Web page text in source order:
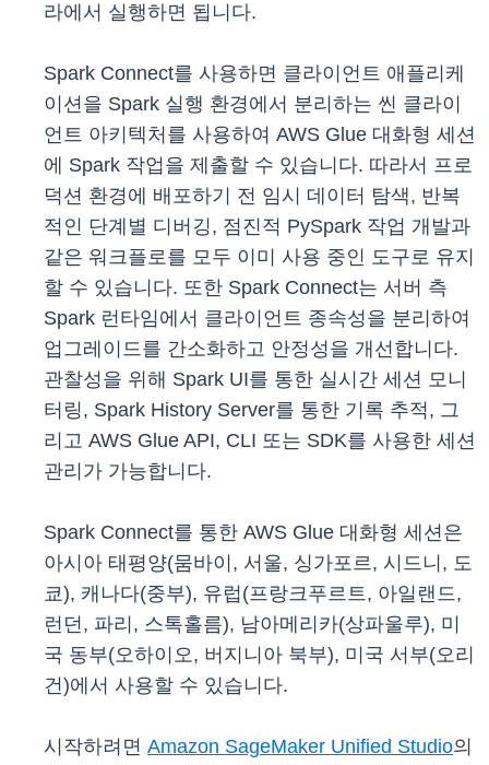
라에서 실행하면 됩니다.
Spark Connect를 사용하면 클라이언트 애플리케
이션을 Spark 실행 환경에서 분리하는 씬 클라이
언트 아키텍처를 사용하여 AWS Glue 대화형 세션
에 Spark 작업을 제출할 수 있습니다. 따라서 프로
덕션 환경에 배포하기 전 임시 데이터 탐색, 반복
적인 단계별 디버깅, 점진적 PySpark 작업 개발과
같은 워크플로를 모두 이미 사용 중인 도구로 유지
할 수 있습니다. 또한 Spark Connect는 서버 측
Spark 런타임에서 클라이언트 종속성을 분리하여
업그레이드를 간소화하고 안정성을 개선합니다.
관찰성을 위해 Spark UI를 통한 실시간 세션 모니
터링, Spark History Server를 통한 기록 추적, 그
리고 AWS Glue API, CLI 또는 SDK를 사용한 세션
관리가 가능합니다.
Spark Connect를 통한 AWS Glue 대화형 세션은
아시아 태평양(뭄바이, 서울, 싱가포르, 시드니, 도
쿄), 캐나다(중부), 유럽(프랑크푸르트, 아일랜드,
런던, 파리, 스톡홀름), 남아메리카(상파울루), 미
국 동부(오하이오, 버지니아 북부), 미국 서부(오리
건)에서 사용할 수 있습니다.
시작하려면 Amazon SageMaker Unified Studio의